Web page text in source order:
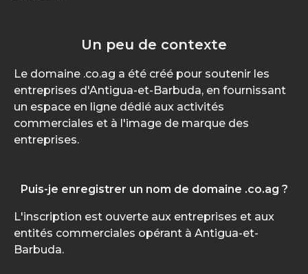
Un peu de contexte
Le domaine .co.ag a été créé pour soutenir les
entreprises d'Antigua-et-Barbuda, en fournissant
un espace en ligne dédié aux activités
commerciales et à l'image de marque des
entreprises.
Puis-je enregistrer un nom de domaine .co.ag ?
L'inscription est ouverte aux entreprises et aux
entités commerciales opérant à Antigua-et-
Barbuda.